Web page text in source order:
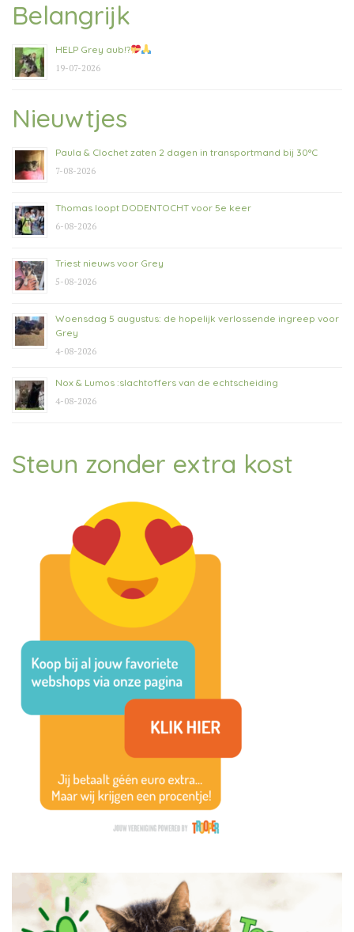
Belangrijk
HELP Grey aub!?
19-07-2026
Nieuwtjes
Paula & Clochet zaten 2 dagen in transportmand bij 30°C
7-08-2026
Thomas loopt DODENTOCHT voor 5e keer
6-08-2026
Triest nieuws voor Grey
5-08-2026
Woensdag 5 augustus: de hopelijk verlossende ingreep voor
Grey
4-08-2026
Nox & Lumos :slachtoffers van de echtscheiding
4-08-2026
Steun zonder extra kost